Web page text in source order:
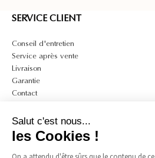
Salut c'est nous...
les Cookies !
SERVICE CLIENT
Conseil d'entretien
Service après vente
Livraison
Garantie
Contact
Mon compte